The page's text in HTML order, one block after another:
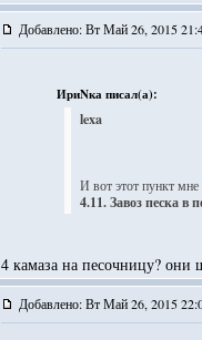
Добавлено: Вт Май 26, 2015
ИриNка писал(а):
lexa
И вот этот пункт мне
4.11. Завоз песка в
4 камаза на песочницу? они
Добавлено: Вт Май 26, 2015